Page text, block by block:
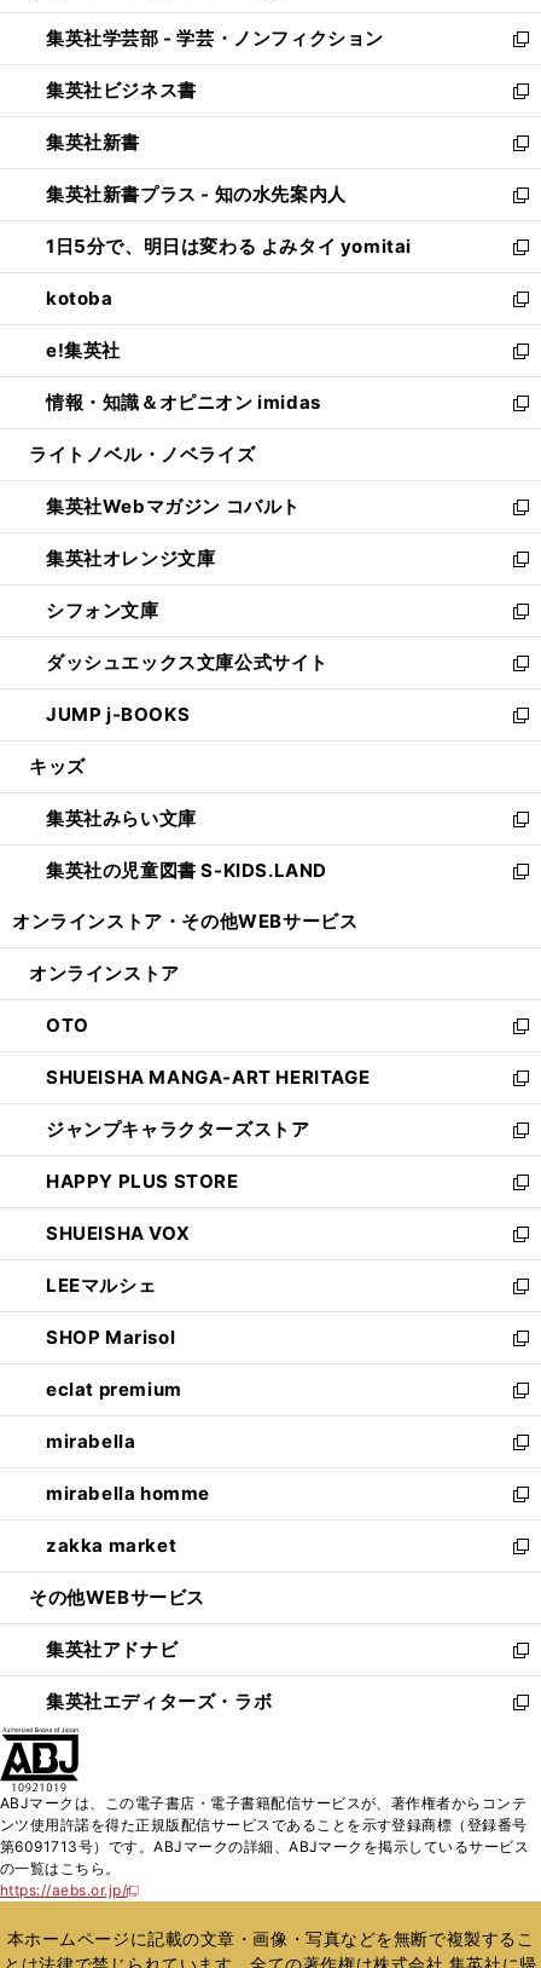
開
く
ウ
で
開
く
ン
ド
ウ
で
開
く
ウ
ィ
ン
ド
ウ
で
開
く
集英社学芸部 - 学芸・ノンフィクション
新
し
い
ウ
ィ
ン
ド
ウ
で
開
く
集英社ビジネス書
新
し
い
ウ
ィ
ン
ド
ウ
で
開
く
集英社新書
新
し
い
ウ
ィ
ン
ド
ウ
で
開
く
集英社新書プラス - 知の水先案内人
新
し
い
ウ
ィ
ン
ド
ウ
で
開
1日5分で、明日は変わる よみタイ yomitai
新
し
い
ウ
ィ
ン
ド
ウ
開
く
kotoba
新
し
い
ウ
ィ
ン
ウ
で
開
く
e!集英社
新
し
い
ウ
ン
ド
ウ
で
開
く
情報・知識＆オピニオン imidas
新
し
ウ
ィ
ン
ド
ウ
で
開
く
ライトノベル・ノベライズ
集英社Webマガジン コバルト
新
し
い
ウ
ィ
ン
ド
ウ
で
開
集英社オレンジ文庫
新
し
い
ウ
ィ
ン
ド
ウ
開
く
シフォン文庫
新
し
い
ウ
ィ
ン
ウ
で
開
く
ダッシュエックス文庫公式サイト
新
し
い
ウ
ン
ド
ウ
で
JUMP j-BOOKS
新
し
ウ
ィ
ン
ド
開
キッズ
集英社みらい文庫
新
し
い
ン
ウ
で
開
く
集英社の児童図書 S-KIDS.LAND
新
ウ
ン
ド
ウ
で
開
く
オンラインストア・ その他WEBサービス
オンラインストア
OTO
新
し
い
ウ
ィ
ン
ド
ウ
で
開
く
SHUEISHA MANGA-ART HERITAGE
新
し
い
ウ
ィ
ン
ド
ウ
で
開
く
ジャンプキャラクターズストア
新
し
い
ウ
ィ
ン
ド
ウ
で
開
く
HAPPY PLUS STORE
新
し
い
ウ
ィ
ン
ド
ウ
で
開
く
SHUEISHA VOX
新
し
い
ウ
ィ
ン
ド
ウ
で
開
く
LEEマルシェ
新
し
い
ウ
ィ
ン
ド
ウ
で
開
く
SHOP Marisol
新
し
い
ウ
ィ
ン
ド
ウ
で
開
eclat premium
新
し
い
ウ
ィ
ン
ド
ウ
開
く
mirabella
新
し
い
ウ
ィ
ン
ウ
で
開
く
mirabella homme
新
し
い
ウ
ン
ド
ウ
で
zakka market
新
し
ウ
ィ
ン
ド
く
その他WEBサービス
集英社アドナビ
新
し
い
ド
ウ
で
集英社エディターズ・ラボ
新
ィ
ン
ド
開
く
ABJマークは、この電子書店・電子書籍配信サービスが、著作権者からコンテ
ンツ使用許諾を得た正規版配信サービスであることを示す登録商標（登録番号
第6091713号）です。ABJマークの詳細、ABJマークを掲示しているサービス
の一覧はこちら。
https://aebs.or.jp/
新
い
ウ
本ホームページに記載の文章・画像・写真などを無断で複製するこ
とは法律で禁じられています。全ての著作権は株式会社 集英社に帰